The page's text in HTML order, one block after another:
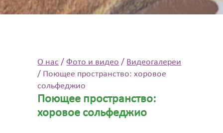
О нас /Фото и видео / Видеогалереи
/ Поющее пространство: хоровое
сольфеджио
Поющее пространство:
хоровое сольфеджио